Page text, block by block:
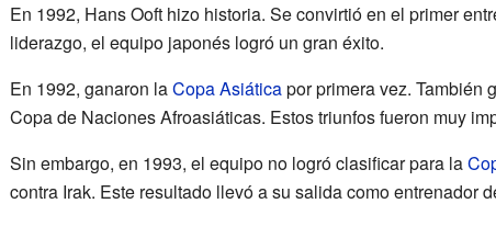
En 1992, Hans Ooft hizo historia. Se convirtió en el primer
liderazgo, el equipo japonés logró un gran éxito.
En 1992, ganaron laCopa Asiáticapor primera vez. También
Copa de Naciones Afroasiáticas. Estos triunfos fueron muy
Sin embargo, en 1993, el equipo no logró clasificar para la
contra Irak. Este resultado llevó a su salida como entrenador